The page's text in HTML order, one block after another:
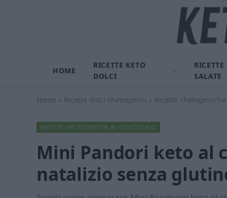
HOME
RICETTE KETO
DOLCI
RICETTE
SALATE
Home » Ricette dolci chetogenici » Ricette
RICETTE CHETOGENICHE AL CIOCCOLATO
Mini Pandori keto al
natalizio senza